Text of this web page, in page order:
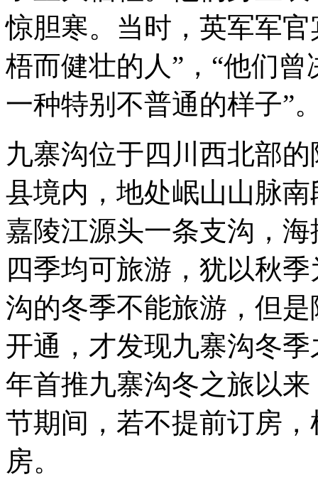
惊胆寒。当时，英军军
梧而健壮的人”，“他们
一种特别不普通的样子”
九寨沟位于四川西北部
县境内，地处岷山山脉
嘉陵江源头一条支沟，
四季均可旅游，犹以秋
沟的冬季不能旅游，但
开通，才发现九寨沟冬
年首推九寨沟冬之旅以
节期间，若不提前订房
房。